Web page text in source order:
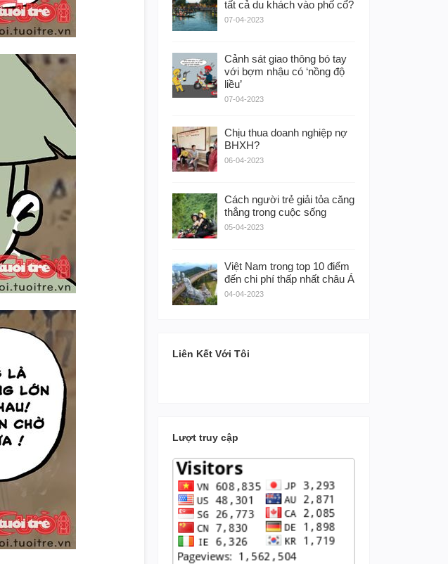
tất cả du khách vào phố cổ?
07-04-2023
Cảnh sát giao thông bó tay
với bợm nhậu có ‘nồng độ
liều’
07-04-2023
Chịu thua doanh nghiệp nợ
BHXH?
06-04-2023
Cách người trẻ giải tỏa căng
thẳng trong cuộc sống
05-04-2023
Việt Nam trong top 10 điểm
đến chi phí thấp nhất châu Á
04-04-2023
Liên Kết Với Tôi
Lượt truy cập